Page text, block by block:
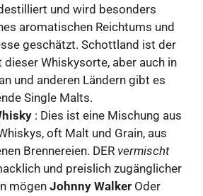
und wird besonders
aromatischen Reichtums und
geschätzt. Schottland ist der
dieser Whiskysorte, aber auch in
und anderen Ländern gibt es
Single Malts.
: Dies ist eine Mischung aus
oft Malt und Grain, aus
Brennereien. DER vermischt
und preislich zugänglicher
mögenJohnny Walker Oder